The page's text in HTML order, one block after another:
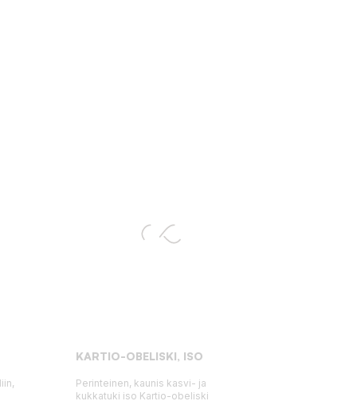
KARTIO-OBELISKI, ISO
Perinteinen, kaunis kasvi- ja
kukkatuki iso Kartio-obeliski